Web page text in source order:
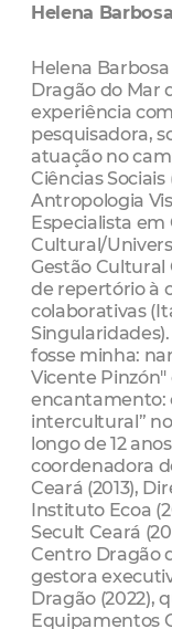
Helena Barbosa
Helena
Dragão do Mar
experiência
pesquisadora,
atuação no
Ciências
Antropologia
Especialista em
Cultural/
Gestão
de repertório à
colaborativas
fosse minha:
Vicente Pinzón"
encantamento:
intercultural”
longo de 12
coordenadora
Ceará (2013),
Instituto Ecoa
Secult Ceará
Centro Dragão
gestora
Dragão (2022),
Equipamentos